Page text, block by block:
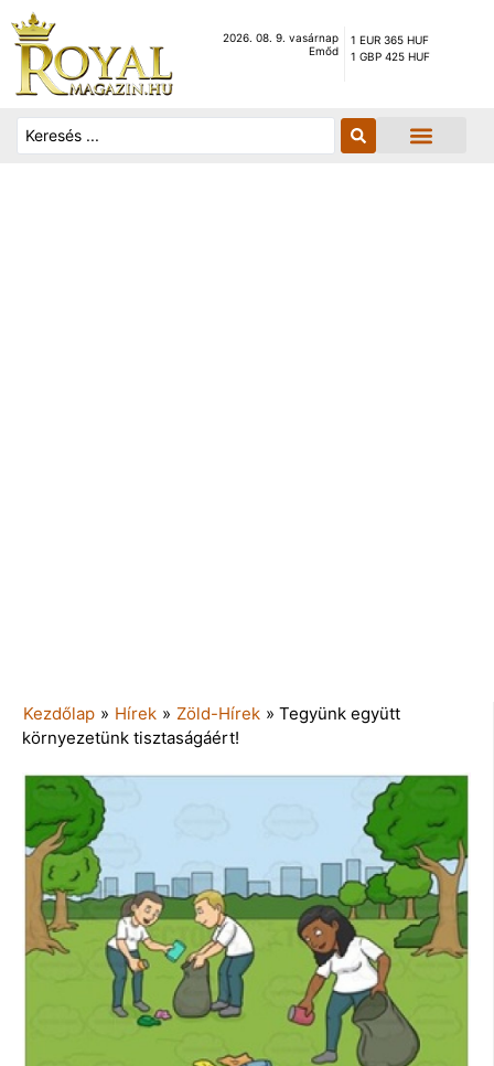
2026. 08. 9. vasárnap
Emőd
1 EUR 365 HUF
1 GBP 425 HUF
Kezdőlap » Hírek » Zöld-Hírek » Tegyünk együtt
környezetünk tisztaságáért!